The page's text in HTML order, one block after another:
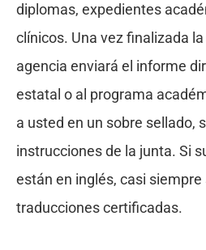
diplomas, expedientes
clínicos. Una vez finalizada
agencia enviará el informe
estatal o al programa
a usted en un sobre sellado,
instrucciones de la junta. Si
están en inglés, casi siempre
traducciones certificadas.